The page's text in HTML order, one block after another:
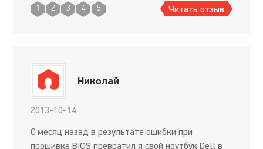
1 2 3 4 5 Читать отзыв
Николай
2013-10-14
С месяц назад в результате ошибки при
прошивке BIOS превратил я свой ноутбук Dell в